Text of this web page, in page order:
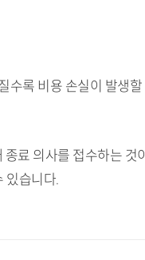
록 비용 손실이 발생
료 의사를 접수하는 것
있습니다.